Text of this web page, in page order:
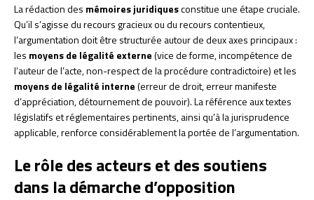
La rédaction des mémoires juridiquesconstitue une étape cruciale.
Qu’il s’agisse du recours gracieux ou du recours contentieux,
l’argumentation doit être structurée autour de deux axes principaux :
les moyens de légalité externe(vice de forme, incompétence de
l’auteur de l’acte, non-respect de la procédure contradictoire) et les
moyens de légalité interne(erreur de droit, erreur manifeste
d’appréciation, détournement de pouvoir). La référence aux textes
législatifs et réglementaires pertinents, ainsi qu’à la jurisprudence
applicable, renforce considérablement la portée de l’argumentation.
Le rôle des acteurs et des soutiens
dans la démarche d’opposition